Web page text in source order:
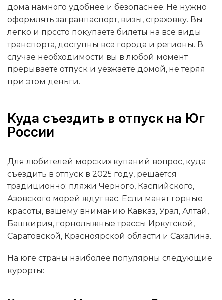
дома намного удобнее и безопаснее. Не нужно
оформлять загранпаспорт, визы, страховку. Вы
легко и просто покупаете билеты на все виды
транспорта, доступны все города и регионы. В
случае необходимости вы в любой момент
прерываете отпуск и уезжаете домой, не теряя
при этом деньги.
Куда съездить в отпуск на Юг
России
Для любителей морских купаний вопрос, куда
съездить в отпуск в 2025 году, решается
традиционно: пляжи Черного, Каспийского,
Азовского морей ждут вас. Если манят горные
красоты, вашему вниманию Кавказ, Урал, Алтай,
Башкирия, горнолыжные трассы Иркутской,
Саратовской, Красноярской области и Сахалина.
На юге страны наиболее популярны следующие
курорты: